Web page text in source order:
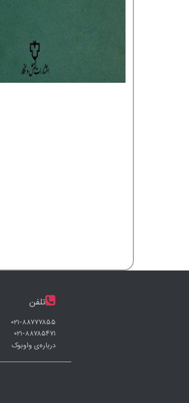
تلفن
۰۲۱-۸۸۷۷۷۸۵۵
۰۲۱-۸۸۷۸۵۴۷۱
درباره‌ی واوبوک